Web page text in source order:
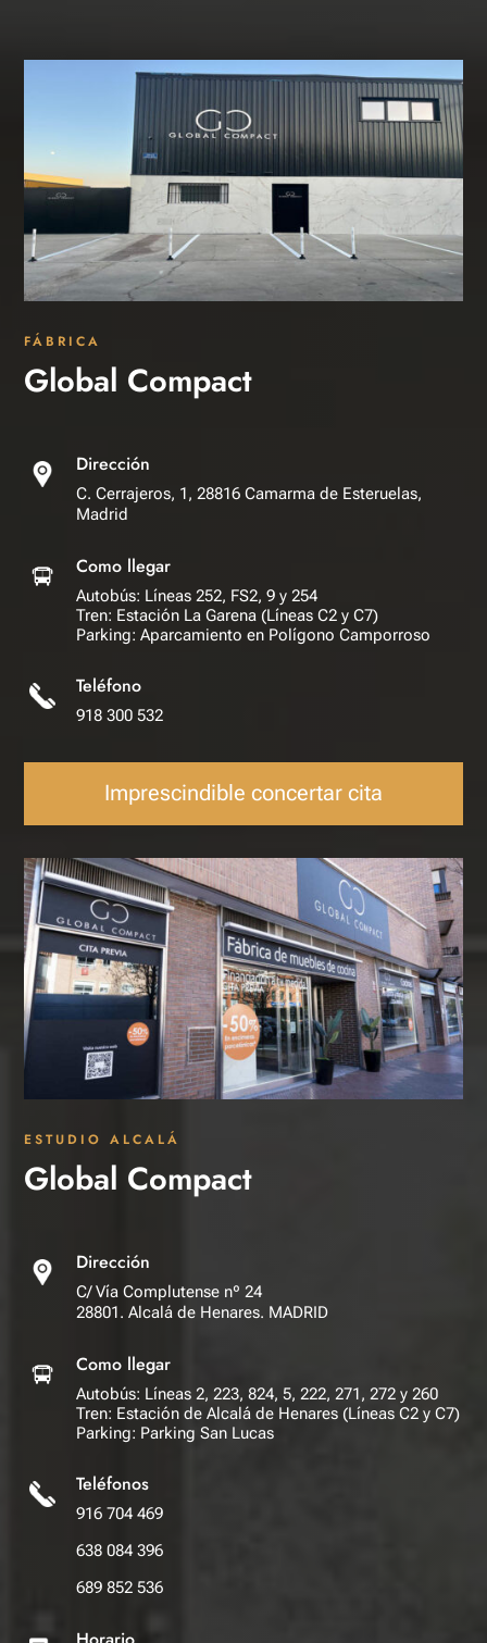
FÁBRICA
Global Compact
Dirección
C. Cerrajeros, 1, 28816 Camarma de Esteruelas,
Madrid
Como llegar
Autobús: Líneas 252, FS2, 9 y 254
Tren: Estación La Garena (Líneas C2 y C7)
Parking: Aparcamiento en Polígono Camporroso
Teléfono
918 300 532
Imprescindible concertar cita
ESTUDIO ALCALÁ
Global Compact
Dirección
C/ Vía Complutense nº 24
28801. Alcalá de Henares. MADRID
Como llegar
Autobús: Líneas 2, 223, 824, 5, 222, 271, 272 y 260
Tren: Estación de Alcalá de Henares (Líneas C2 y C7)
Parking: Parking San Lucas
Teléfonos
916 704 469
638 084 396
689 852 536